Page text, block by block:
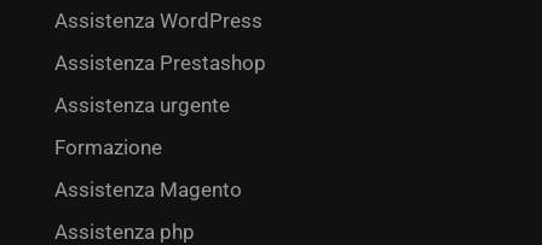
Assistenza WordPress
Assistenza Prestashop
Assistenza urgente
Formazione
Assistenza Magento
Assistenza php